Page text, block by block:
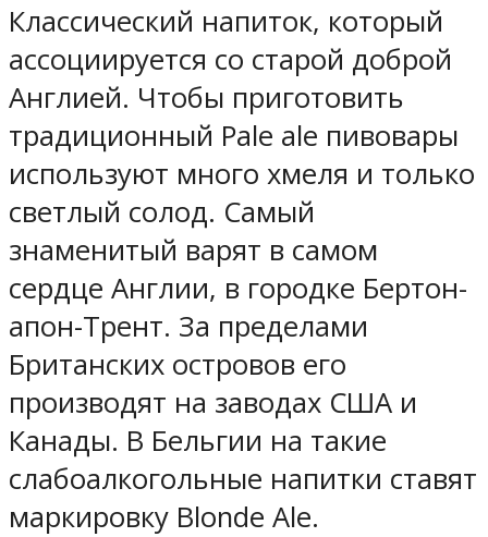
Классический напиток, который
ассоциируется со старой доброй
Англией. Чтобы приготовить
традиционный Pale ale пивовары
используют много хмеля и только
светлый солод. Самый
знаменитый варят в самом
сердце Англии, в городке Бертон-
апон-Трент. За пределами
Британских островов его
производят на заводах США и
Канады. В Бельгии на такие
слабоалкогольные напитки ставят
маркировку Blonde Ale.